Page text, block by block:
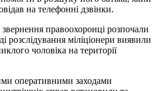
на телефонні дзвінки.
правоохоронці розпочали
розслідування міліціонери виявили
чоловіка на території
оперативними заходами